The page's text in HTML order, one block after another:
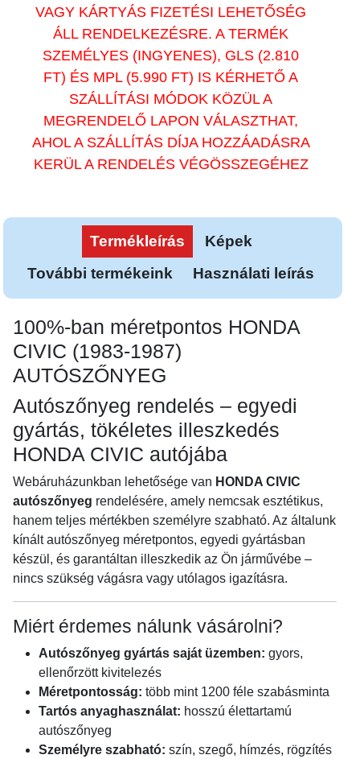
VAGY KÁRTYÁS FIZETÉSI LEHETŐSÉG
ÁLL RENDELKEZÉSRE. A TERMÉK
SZEMÉLYES (INGYENES), GLS (2.810
FT) ÉS MPL (5.990 FT) IS KÉRHETŐ A
SZÁLLÍTÁSI MÓDOK KÖZÜL A
MEGRENDELŐ LAPON VÁLASZTHAT,
AHOL A SZÁLLÍTÁS DÍJA HOZZÁADÁSRA
KERÜL A RENDELÉS VÉGÖSSZEGÉHEZ
Termékleírás
Képek
További termékeink
Használati leírás
100%-ban méretpontos HONDA
CIVIC (1983-1987)
AUTÓSZŐNYEG
Autószőnyeg rendelés – egyedi
gyártás, tökéletes illeszkedés
HONDA CIVIC autójába
Webáruházunkban lehetősége van HONDA CIVIC
autószőnyeg rendelésére, amely nemcsak esztétikus,
hanem teljes mértékben személyre szabható. Az általunk
kínált autószőnyeg méretpontos, egyedi gyártásban
készül, és garantáltan illeszkedik az Ön járművébe –
nincs szükség vágásra vagy utólagos igazításra.
Miért érdemes nálunk vásárolni?
Autószőnyeg gyártás saját üzemben: gyors,
ellenőrzött kivitelezés
Méretpontosság: több mint 1200 féle szabásminta
Tartós anyaghasználat: hosszú élettartamú
autószőnyeg
Személyre szabható: szín, szegő, hímzés, rögzítés